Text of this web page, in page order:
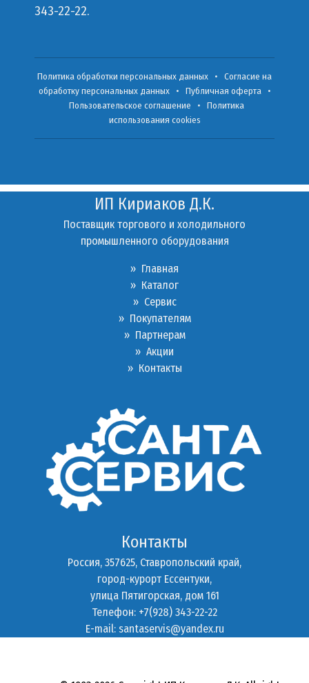
343-22-22.
Политика обработки персональных данных • Согласие на
обработку персональных данных• Публичная оферта
•
Пользовательское соглашение • Политика
использования cookies
ИП Кириаков Д.К.
Поставщик торгового и холодильного
промышленного оборудования
» Главная
» Каталог
» Сервис
» Покупателям
» Партнерам
» Акции
» Контакты
Контакты
Россия, 357625, Ставропольский край,
город-курорт Ессентуки,
улица Пятигорская, дом 161
Телефон: +7(928) 343-22-22
E-mail: santaservis@yandex.ru